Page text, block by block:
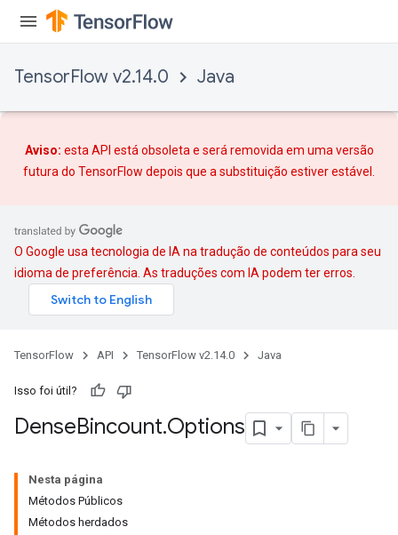
TensorFlow v2.14.0 Java
Aviso: esta API está obsoleta e será removida em uma versão
futura do TensorFlow depois que a substituição estiver estável.
O Google usa tecnologia de IA na tradução de conteúdos para seu
idioma de preferência. As traduções com IA podem ter erros.
TensorFlow API TensorFlow v2.14.0 Java
Isso foi útil?
DenseBincount.Options
Nesta página
Métodos Públicos
Métodos herdados